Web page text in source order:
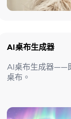
AI桌布生成器
AI桌布生成器——
桌布。